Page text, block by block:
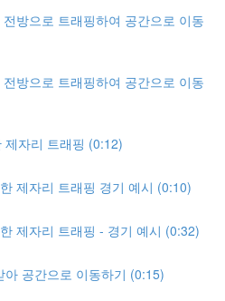
방으로 트래핑하여 공간으로 이동
방으로 트래핑하여 공간으로 이동
자리 트래핑 (0:12)
제자리 트래핑 경기 예시 (0:10)
제자리 트래핑 - 경기 예시 (0:32)
공간으로 이동하기 (0:15)